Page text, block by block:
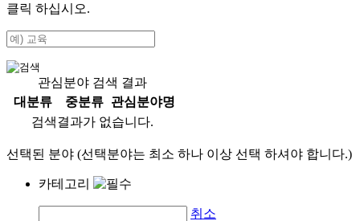
클릭 하십시오.
관심분야 검색 결과
대분류
중분류
관심분야명
검색결과가 없습니다.
선택된 분야 (선택분야는 최소 하나 이상 선택 하셔야 합니다.)
카테고리
취소